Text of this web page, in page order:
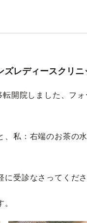
レディースクリニ
開院しました、フ
、私：右端のお茶の
受診なさってくださ